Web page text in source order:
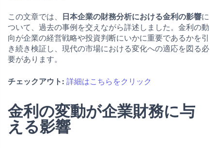
この文章では、 日本企業の財務分析における金利の影響に
ついて、過去の事例を交えながら詳述しました。金利の動
向が企業の経営戦略や投資判断にいかに重要であるかを引
き続き検証し、現代の市場における変化への適応を図る必
要があります。
チェックアウト: 詳細はこちらをクリック
金利の変動が企業財務に与
える影響